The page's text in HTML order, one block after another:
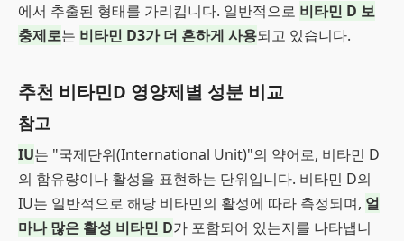
에서 추출된 형태를 가리킵니다. 일반적으로 비타민 D 보
충제로는 비타민 D3가 더 흔하게 사용되고 있습니다.
추천 비타민D 영양제별 성분 비교
참고
IU는 "국제단위(International Unit)"의 약어로, 비타민 D
의 함유량이나 활성을 표현하는 단위입니다. 비타민 D의
IU는 일반적으로 해당 비타민의 활성에 따라 측정되며, 얼
마나 많은 활성 비타민 D가 포함되어 있는지를 나타냅니